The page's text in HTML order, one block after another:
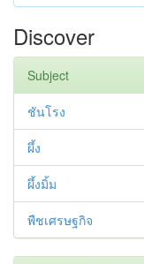
Discover
Subject
ชันโรง
ผึ้ง
ผึ้งมิ้ม
พืชเศรษฐกิจ